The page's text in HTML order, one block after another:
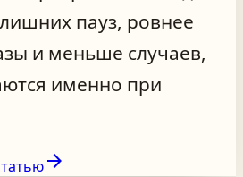
пауз, ровнее
и меньше случаев,
именно при
arrow_forward